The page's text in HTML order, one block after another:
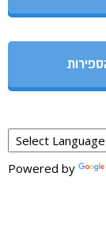
Powered by